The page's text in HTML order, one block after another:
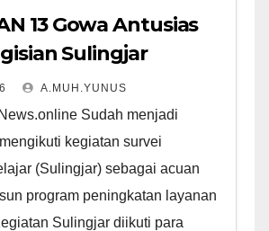
13 Gowa Antusias
Sulingjar
A.MUH.YUNUS
Sudah menjadi
kegiatan survei
(Sulingjar) sebagai acuan
program peningkatan layanan
Sulingjar diikuti para